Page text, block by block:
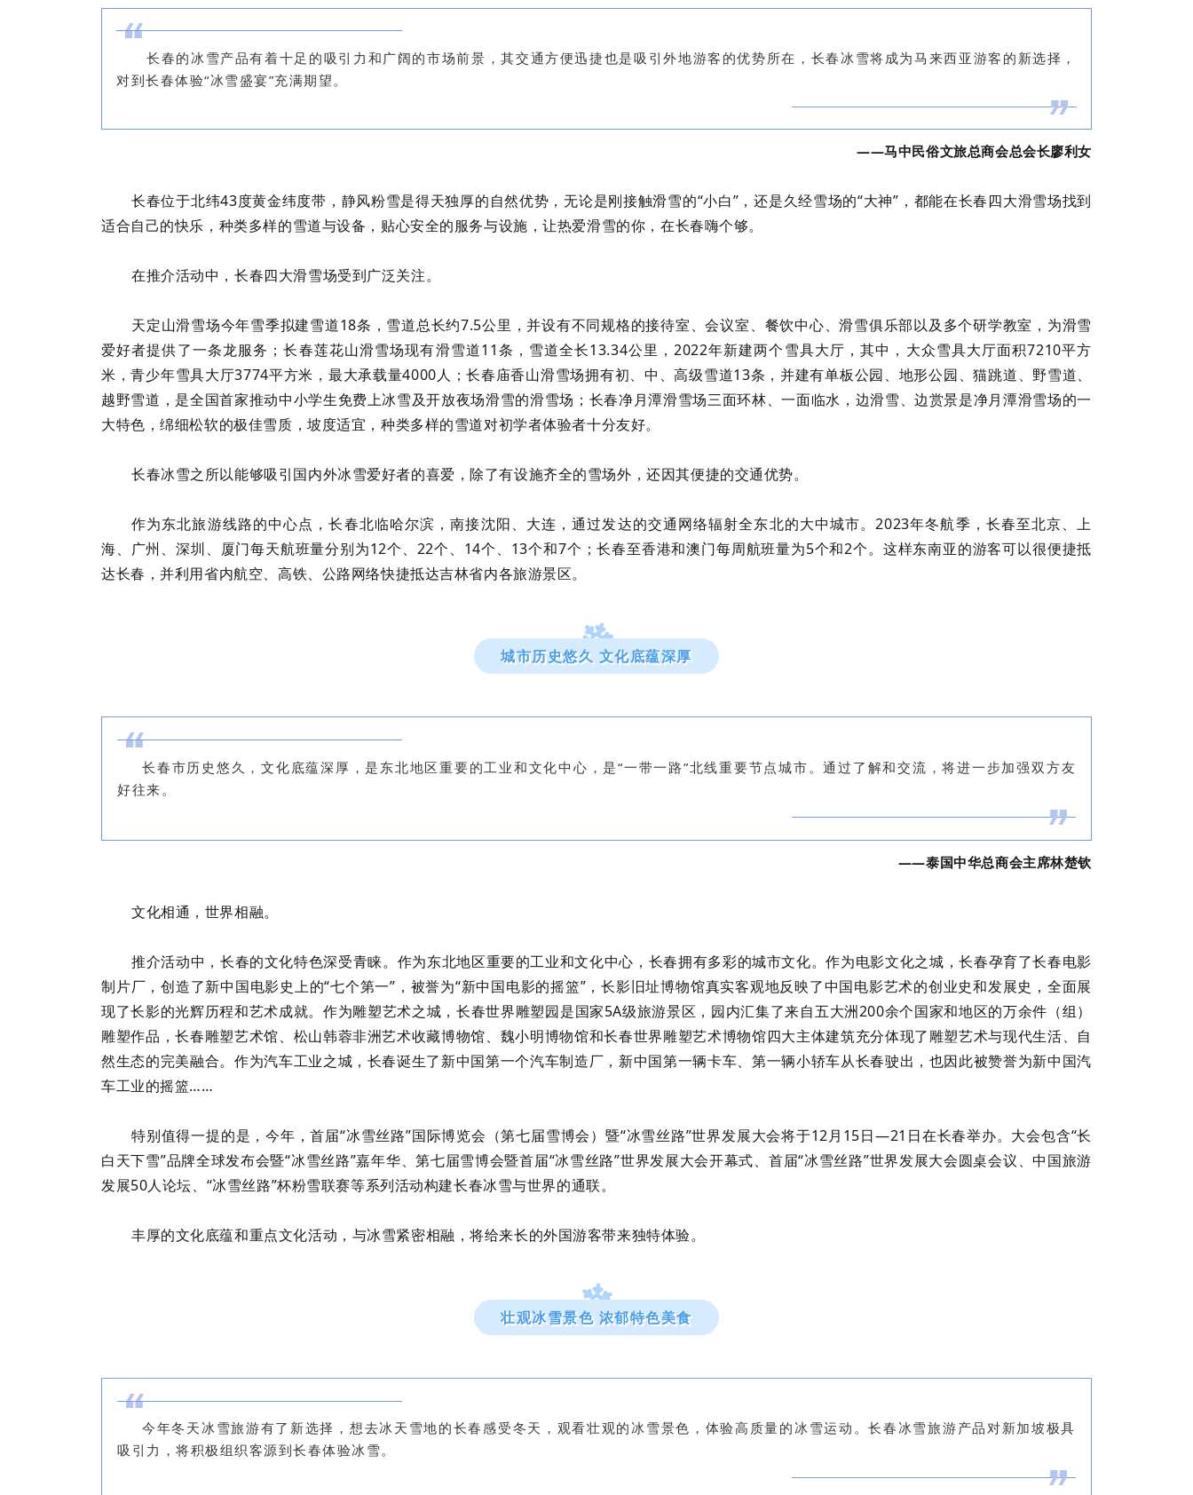
长春的冰雪产品有着十足的吸引力和广阔的市场前景，其交通方便迅捷也是吸引外地游客的优势所在，长春冰雪将成为马来西亚游客的新选择，
对到长春体验“冰雪盛宴”充满期望。
——马中民俗文旅总商会总会长廖利女
长春位于北纬43度黄金纬度带，静风粉雪是得天独厚的自然优势，无论是刚接触滑雪的“小白”，还是久经雪场的“大神”，都能在长春四大滑雪场找到
适合自己的快乐，种类多样的雪道与设备，贴心安全的服务与设施，让热爱滑雪的你，在长春嗨个够。
在推介活动中，长春四大滑雪场受到广泛关注。
天定山滑雪场今年雪季拟建雪道18条，雪道总长约7.5公里，并设有不同规格的接待室、会议室、餐饮中心、滑雪俱乐部以及多个研学教室，为滑雪
爱好者提供了一条龙服务；长春莲花山滑雪场现有滑雪道11条，雪道全长13.34公里，2022年新建两个雪具大厅，其中，大众雪具大厅面积7210平方
米，青少年雪具大厅3774平方米，最大承载量4000人；长春庙香山滑雪场拥有初、中、高级雪道13条，并建有单板公园、地形公园、猫跳道、野雪道、
越野雪道，是全国首家推动中小学生免费上冰雪及开放夜场滑雪的滑雪场；长春净月潭滑雪场三面环林、一面临水，边滑雪、边赏景是净月潭滑雪场的一
大特色，绵细松软的极佳雪质，坡度适宜，种类多样的雪道对初学者体验者十分友好。
长春冰雪之所以能够吸引国内外冰雪爱好者的喜爱，除了有设施齐全的雪场外，还因其便捷的交通优势。
作为东北旅游线路的中心点，长春北临哈尔滨，南接沈阳、大连，通过发达的交通网络辐射全东北的大中城市。2023年冬航季，长春至北京、上
海、广州、深圳、厦门每天航班量分别为12个、22个、14个、13个和7个；长春至香港和澳门每周航班量为5个和2个。这样东南亚的游客可以很便捷抵
达长春，并利用省内航空、高铁、公路网络快捷抵达吉林省内各旅游景区。
城市历史悠久 文化底蕴深厚
长春市历史悠久，文化底蕴深厚，是东北地区重要的工业和文化中心，是“一带一路”北线重要节点城市。通过了解和交流，将进一步加强双方友
好往来。
——泰国中华总商会主席林楚钦
文化相通，世界相融。
推介活动中，长春的文化特色深受青睐。作为东北地区重要的工业和文化中心，长春拥有多彩的城市文化。作为电影文化之城，长春孕育了长春电影
制片厂，创造了新中国电影史上的“七个第一”，被誉为“新中国电影的摇篮”，长影旧址博物馆真实客观地反映了中国电影艺术的创业史和发展史，全面展
现了长影的光辉历程和艺术成就。作为雕塑艺术之城，长春世界雕塑园是国家5A级旅游景区，园内汇集了来自五大洲200余个国家和地区的万余件（组）
雕塑作品，长春雕塑艺术馆、松山韩蓉非洲艺术收藏博物馆、魏小明博物馆和长春世界雕塑艺术博物馆四大主体建筑充分体现了雕塑艺术与现代生活、自
然生态的完美融合。作为汽车工业之城，长春诞生了新中国第一个汽车制造厂，新中国第一辆卡车、第一辆小轿车从长春驶出，也因此被赞誉为新中国汽
车工业的摇篮……
特别值得一提的是，今年，首届“冰雪丝路”国际博览会（第七届雪博会）暨“冰雪丝路”世界发展大会将于12月15日—21日在长春举办。大会包含“长
白天下雪”品牌全球发布会暨“冰雪丝路”嘉年华、第七届雪博会暨首届“冰雪丝路”世界发展大会开幕式、首届“冰雪丝路”世界发展大会圆桌会议、中国旅游
发展50人论坛、“冰雪丝路”杯粉雪联赛等系列活动构建长春冰雪与世界的通联。
丰厚的文化底蕴和重点文化活动，与冰雪紧密相融，将给来长的外国游客带来独特体验。
壮观冰雪景色 浓郁特色美食
今年冬天冰雪旅游有了新选择，想去冰天雪地的长春感受冬天，观看壮观的冰雪景色，体验高质量的冰雪运动。长春冰雪旅游产品对新加坡极具
吸引力，将积极组织客源到长春体验冰雪。